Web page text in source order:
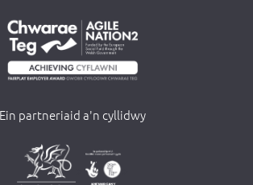
Ein partneriaid a'n cyllidwy